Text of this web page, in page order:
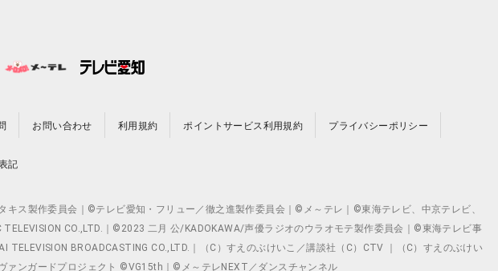
お問い合わせ 利用規約 ポイントサービス利用規約 プライバシーポリシー
記
ス製作委員会｜©テレビ愛知・フリュー／徹之進製作委員会｜©メ～テレ｜©東海テレビ、中京テレビ、
CO.,LTD.｜©2023 二月 公/KADOKAWA/声優ラジオのウラオモテ製作委員会｜©東海テレビ事
BROADCASTING CO.,LTD.｜（C）すえのぶけいこ／講談社（C）CTV ｜（C）すえのぶけい
ァンガードプロジェクト ©VG15th｜©メ～テレNEXT／ダンスチャンネル